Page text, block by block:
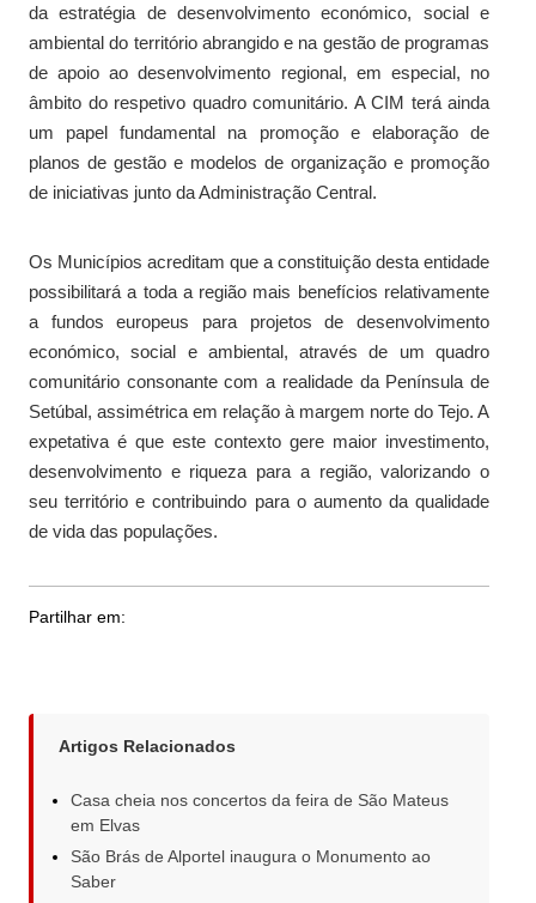
da estratégia de desenvolvimento económico, social e
ambiental do território abrangido e na gestão de programas
de apoio ao desenvolvimento regional, em especial, no
âmbito do respetivo quadro comunitário. A CIM terá ainda
um papel fundamental na promoção e elaboração de
planos de gestão e modelos de organização e promoção
de iniciativas junto da Administração Central.
Os Municípios acreditam que a constituição desta entidade
possibilitará a toda a região mais benefícios relativamente
a fundos europeus para projetos de desenvolvimento
económico, social e ambiental, através de um quadro
comunitário consonante com a realidade da Península de
Setúbal, assimétrica em relação à margem norte do Tejo. A
expetativa é que este contexto gere maior investimento,
desenvolvimento e riqueza para a região, valorizando o
seu território e contribuindo para o aumento da qualidade
de vida das populações.
Partilhar em:
Artigos Relacionados
Casa cheia nos concertos da feira de São Mateus
em Elvas
São Brás de Alportel inaugura o Monumento ao
Saber